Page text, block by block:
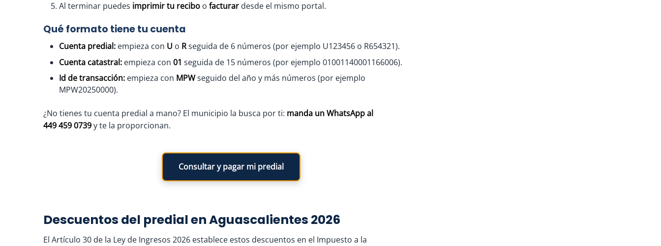
Al terminar puedes imprimir tu recibo o facturar desde el mismo portal.
Qué formato tiene tu cuenta
Cuenta predial: empieza con U o Rseguida de 6 números (por ejemplo U123456 o R654321).
Cuenta catastral: empieza con 01 seguida de 15 números (por ejemplo 01001140001166006).
Id de transacción: empieza con MPWseguido del año y más números (por ejemplo
MPW20250000).
¿No tienes tu cuenta predial a mano? El municipio la busca por ti: manda un WhatsApp al
449 459 0739y te la proporcionan.
Consultar y pagar mi predial
Descuentos del predial en Aguascalientes 2026
El Artículo 30 de la Ley de Ingresos 2026 establece estos descuentos en el Impuesto a la